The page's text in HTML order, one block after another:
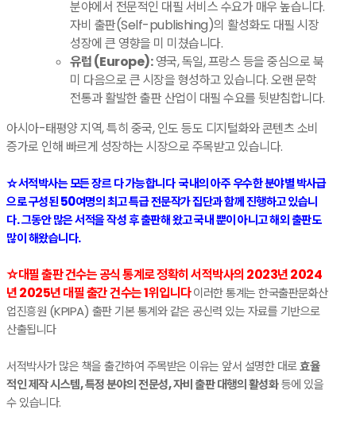
분야에서 전문적인 대필 서비스 수요가 매우 높습니다.
자비 출판(Self-publishing)의 활성화도 대필 시장
성장에 큰 영향을 미 미쳤습니다.
유럽 (Europe):영국, 독일, 프랑스 등을 중심으로 북
미 다음으로 큰 시장을 형성하고 있습니다. 오랜 문학
전통과 활발한 출판 산업이 대필 수요를 뒷받침합니다.
​아시아-태평양 지역, 특히 중국, 인도 등도 디지털화와 콘텐츠 소비
증가로 인해 빠르게 성장하는 시장으로 주목받고 있습니다.
☆서적박사는 모든 장르 다 가능합니다국내의 아주 우수한 분야별 박사급
으로 구성된 50여명의최고 특급 전문작가 집단과 함께 진행하고 있습니
다.그동안 많은 서적을 작성 후 출판해 왔고국내 뿐이 아니고 해외 출판도
많이 해왔습니다.
☆대필 출판 건수는 공식 통계로 정확히 서적박사의 2023년 2024
년 2025년 대필 출간 건수는 1위입니다이러한 통계는 한국출판문화산
업진흥원 (KPIPA) 출판 기본 통계와 같은 공신력 있는 자료를 기반으로
산출됩니다
서적박사가 많은 책을 출간하여 주목받은 이유는 앞서 설명한 대로효율
적인 제작 시스템, 특정 분야의 전문성, 자비 출판 대행의 활성화등에 있을
수 있습니다.